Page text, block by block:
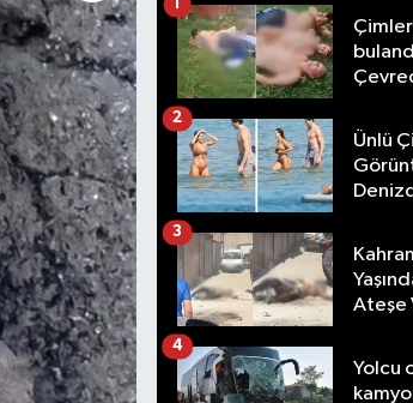
1
Ünlü
2
Ateşe
3
Yolcu
4